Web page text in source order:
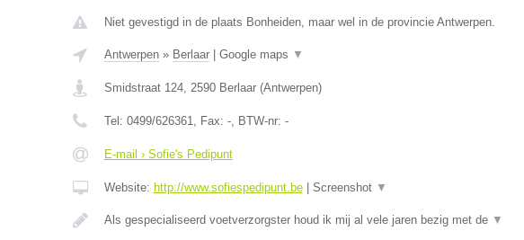
Niet gevestigd in de plaats Bonheiden, maar wel in de provincie Antwerpen.
Antwerpen» Berlaar| Google maps ▼
Smidstraat 124, 2590 Berlaar(Antwerpen)
Tel: 0499/626361, Fax: -, BTW-nr: -
E-mail › Sofie's Pedipunt
Website: http://www.sofiespedipunt.be| Screenshot ▼
Als gespecialiseerd voetverzorgster houd ik mij al vele jaren bezig met de ▼